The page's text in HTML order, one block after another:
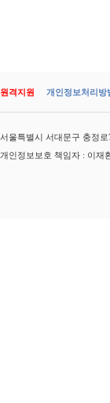
원격지원 개인정보처리방
서울특별시 서대문구 충정
개인정보보호 책임자 : 이재